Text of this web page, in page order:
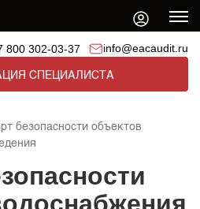
800 302-03-37 info@eacaudit.ru
СПЕЦИАЛИСТА
безопасности объектов